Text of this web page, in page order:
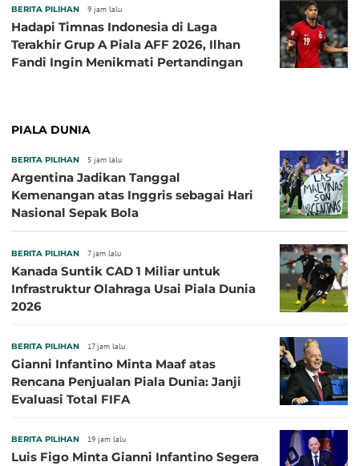
BERITA PILIHAN 9 jam lalu
Hadapi Timnas Indonesia di Laga
Terakhir Grup A Piala AFF 2026, Ilhan
Fandi Ingin Menikmati Pertandingan
PIALA DUNIA
BERITA PILIHAN 5 jam lalu
Argentina Jadikan Tanggal
Kemenangan atas Inggris sebagai Hari
Nasional Sepak Bola
BERITA PILIHAN 7 jam lalu
Kanada Suntik CAD 1 Miliar untuk
Infrastruktur Olahraga Usai Piala Dunia
2026
BERITA PILIHAN 17 jam lalu
Gianni Infantino Minta Maaf atas
Rencana Penjualan Piala Dunia: Janji
Evaluasi Total FIFA
BERITA PILIHAN 19 jam lalu
Luis Figo Minta Gianni Infantino Segera